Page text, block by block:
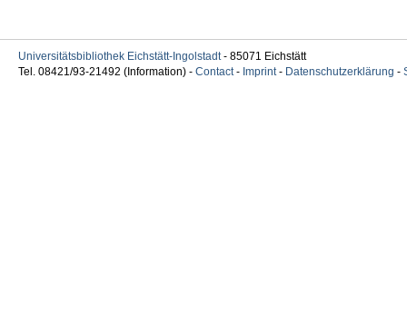
Universitätsbibliothek Eichstätt-Ingolstadt - 85071 Eichstätt
Tel. 08421/93-21492 (Information) - Contact - Imprint - Datenschutzerklärung -